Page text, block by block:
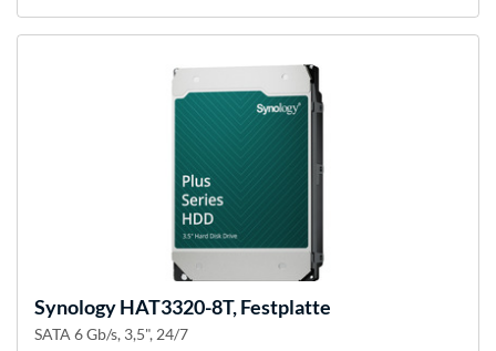
SynologyHAT3320-8T, Festplatte
SATA 6 Gb/s, 3,5", 24/7